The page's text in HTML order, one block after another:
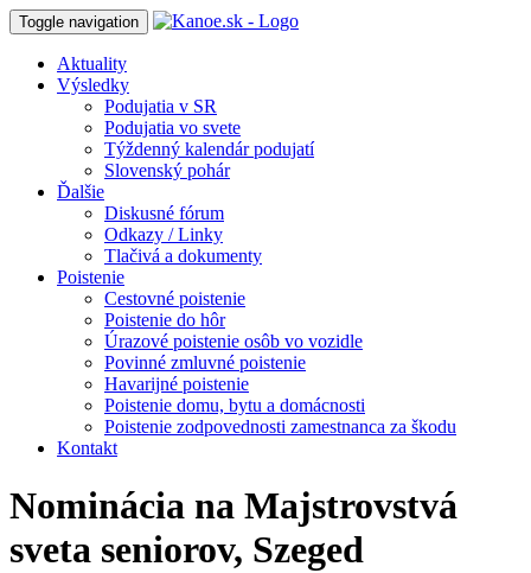
Toggle navigation
Aktuality
Výsledky
Podujatia v SR
Podujatia vo svete
Týždenný kalendár podujatí
Slovenský pohár
Ďalšie
Diskusné fórum
Odkazy / Linky
Tlačivá a dokumenty
Poistenie
Cestovné poistenie
Poistenie do hôr
Úrazové poistenie osôb vo vozidle
Povinné zmluvné poistenie
Havarijné poistenie
Poistenie domu, bytu a domácnosti
Poistenie zodpovednosti zamestnanca za škodu
Kontakt
Nominácia na Majstrovstvá
sveta seniorov, Szeged